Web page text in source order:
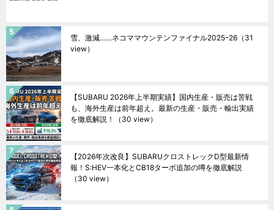
雪、激減……ネコママウンテンファイナル2025ｰ26 （31
view）
【SUBARU 2026年上半期実績】国内生産・販売は苦戦
も、海外生産は前年超え。最新の生産・販売・輸出実績
を徹底解説！
（30 view）
【2026年次改良】SUBARUクロストレックD型最新情
報！S:HEV一本化とCB18ターボ追加の噂を徹底解説
（30 view）